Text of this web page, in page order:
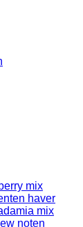
mix
haver
mix
noten